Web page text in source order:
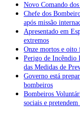
Novo Comando
Chefe dos
após missão
Apresentado em
extremos
Onze mortos e oito
Perigo de Incêndio
das Medidas de
Governo está
bombeiros
Bombeiros
sociais e